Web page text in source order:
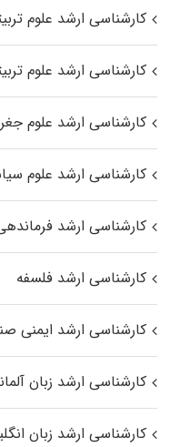
کارشناسی ارشد علوم
کارشناسی ارشد علوم
کارشناسی ارشد علوم
کارشناسی ارشد علوم
کارشناسی ارشد
کارشناسی ارشد فلسفه
کارشناسی ارشد ایمنی
کارشناسی ارشد زبان
کارشناسی ارشد زبان